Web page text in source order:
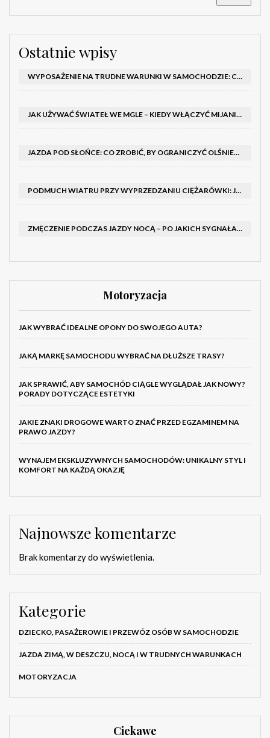
Ostatnie wpisy
WYPOSAŻENIE NA TRUDNE WARUNKI W SAMOCHODZIE: CO MIEĆ ZIMĄ, W TRASIE I NA WYPADEK AWARII
JAK UŻYWAĆ ŚWIATEŁ WE MGLE – KIEDY WŁĄCZYĆ MIJANIA I PRZECIWMGIELNE ORAZ CZEGO NIE ROBIĆ
JAZDA POD SŁOŃCE: CO ZROBIĆ, BY OGRANICZYĆ OLŚNIENIE I POPRAWIĆ WIDOCZNOŚĆ
PODMUCH WIATRU PRZY WYPRZEDZANIU CIĘŻARÓWKI: JAK UTRZYMAĆ TOR JAZDY I OPANOWAĆ AUTO
ZMĘCZENIE PODCZAS JAZDY NOCĄ – PO JAKICH SYGNAŁACH ROZPOZNAĆ SENNOŚĆ ZA KIEROWNICĄ I KIEDY ZROBIĆ PRZERWĘ
Motoryzacja
JAK WYBRAĆ IDEALNE OPONY DO SWOJEGO AUTA?
JAKĄ MARKĘ SAMOCHODU WYBRAĆ NA DŁUŻSZE TRASY?
JAK SPRAWIĆ, ABY SAMOCHÓD CIĄGLE WYGLĄDAŁ JAK NOWY?
PORADY DOTYCZĄCE ESTETYKI
JAKIE ZNAKI DROGOWE WARTO ZNAĆ PRZED EGZAMINEM NA
PRAWO JAZDY?
WYNAJEM EKSKLUZYWNYCH SAMOCHODÓW: UNIKALNY STYL I
KOMFORT NA KAŻDĄ OKAZJĘ
Najnowsze komentarze
Brak komentarzy do wyświetlenia.
Kategorie
DZIECKO, PASAŻEROWIE I PRZEWÓZ OSÓB W SAMOCHODZIE
JAZDA ZIMĄ, W DESZCZU, NOCĄ I W TRUDNYCH WARUNKACH
MOTORYZACJA
Ciekawe